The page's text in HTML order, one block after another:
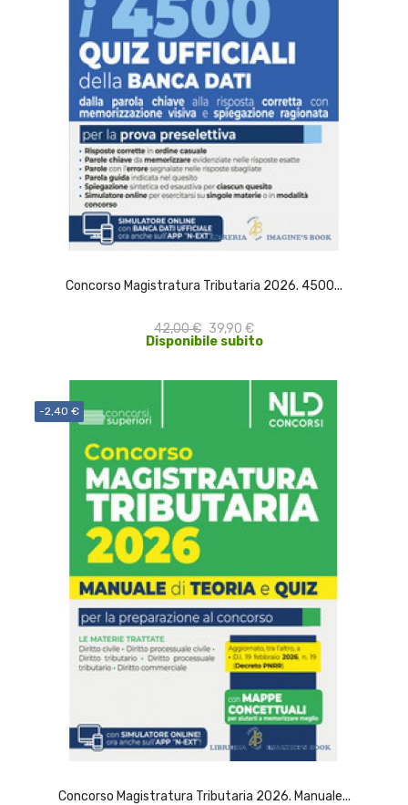
Concorso Magistratura Tributaria 2026. 4500...
42,00 € 39,90 €
Disponibile subito
ACQUISTA
-2,40 €
Concorso Magistratura Tributaria 2026. Manuale...